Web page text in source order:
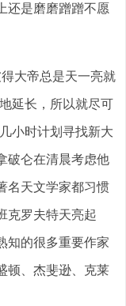
还是磨磨蹭蹭不愿
大帝总是天一亮就
延长，所以就尽可
小时计划寻找新大
破仑在清晨考虑他
名天文学家都习惯
克罗夫特天亮起
知的很多重要作家
顿、杰斐逊、克莱